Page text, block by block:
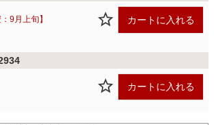
9月上旬】 カートに入れる
カートに入れる